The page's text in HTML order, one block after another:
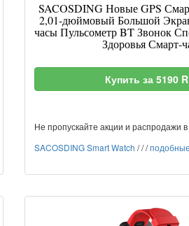
SACOSDING Новые GPS
2,01-дюймовый Большой
часы Пульсометр BT Звонок
Здоровья Смарт-
Купить за 5190
Не пропускайте акции и распродажи
SACOSDING Smart Watch ///